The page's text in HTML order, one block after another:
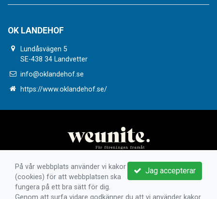
OK LANDEHOF
Lundåsvägen 5
SE-438 34 Landvetter
info@oklandehof.se
https://www.oklandehof.se/
Jag accepterar
På vår webbplats använder vi kakor
(cookies) för att webbplatsen ska
fungera på ett bra sätt för dig.
Genom att surfa vidare godkänner du att vi använder kakor.